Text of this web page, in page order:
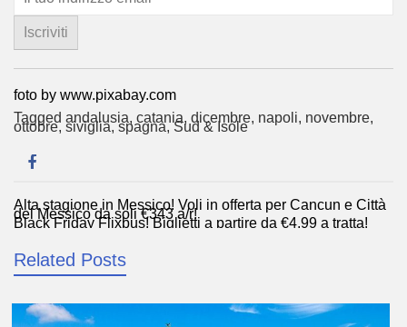
foto by www.pixabay.com
Tagged andalusia, catania, dicembre, napoli, novembre,
ottobre, siviglia,spagna,Sud & Isole
Navigazione
articoli
Alta stagione in Messico! Voli in offerta per Cancun e Città
del Messico da soli €343 a/r!
Black Friday Flixbus! Biglietti a partire da €4,99 a tratta!
Related Posts